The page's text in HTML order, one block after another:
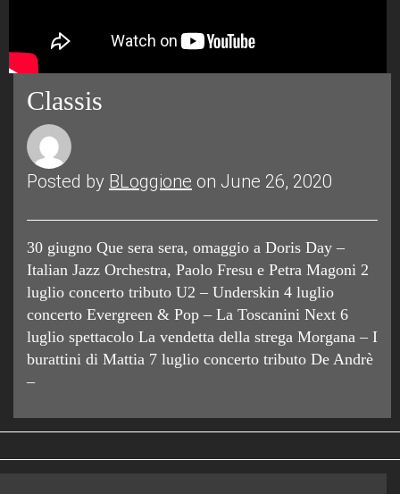
Classis
Posted by BLoggione on June 26, 2020
30 giugno Que sera sera, omaggio a Doris Day –
Italian Jazz Orchestra, Paolo Fresu e Petra Magoni 2
luglio concerto tributo U2 – Underskin 4 luglio
concerto Evergreen & Pop – La Toscanini Next 6
luglio spettacolo La vendetta della strega Morgana – I
burattini di Mattia 7 luglio concerto tributo De Andrè
–